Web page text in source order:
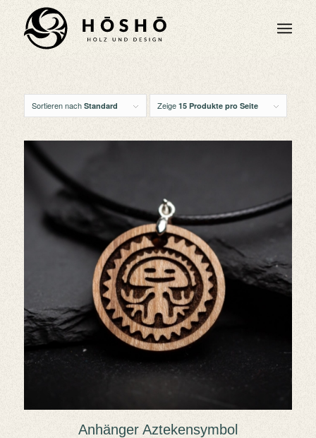
Sortieren nach Standard Zeige 15 Produkte pro Seite
Anhänger Aztekensymbol